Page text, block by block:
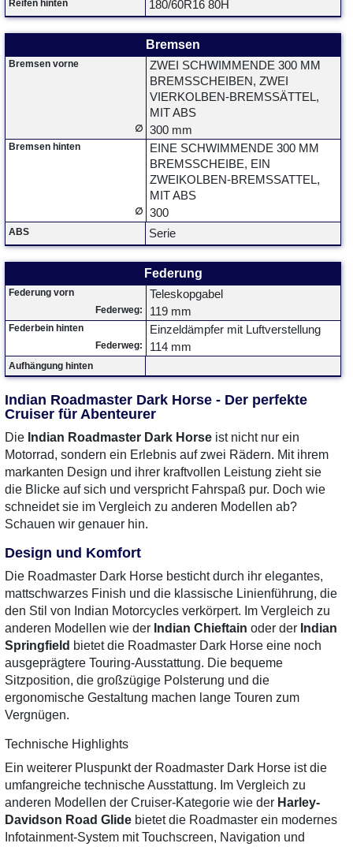
Reifen hinten 180/60R16 80H
Bremsen
Bremsen vorne
ZWEI SCHWIMMENDE 300 MM
BREMSSCHEIBEN, ZWEI
VIERKOLBEN-BREMSSÄTTEL,
MIT ABS
∅ 300 mm
Bremsen hinten
EINE SCHWIMMENDE 300 MM
BREMSSCHEIBE, EIN
ZWEIKOLBEN-BREMSSATTEL,
MIT ABS
∅ 300
ABS Serie
Federung
Federung vorn Teleskopgabel
Federweg: 119 mm
Federbein hinten Einzeldämpfer mit Luftverstellung
Federweg: 114 mm
Aufhängung hinten
Indian Roadmaster Dark Horse - Der perfekte
Cruiser für Abenteurer
Die Indian Roadmaster Dark Horse ist nicht nur ein
Motorrad, sondern ein Erlebnis auf zwei Rädern. Mit ihrem
markanten Design und ihrer kraftvollen Leistung zieht sie
die Blicke auf sich und verspricht Fahrspaß pur. Doch wie
schneidet sie im Vergleich zu anderen Modellen ab?
Schauen wir genauer hin.
Design und Komfort
Die Roadmaster Dark Horse besticht durch ihr elegantes,
mattschwarzes Finish und die klassische Linienführung, die
den Stil von Indian Motorcycles verkörpert. Im Vergleich zu
anderen Modellen wie der Indian Chieftain oder der Indian
Springfield bietet die Roadmaster Dark Horse eine noch
ausgeprägtere Touring-Ausstattung. Die bequeme
Sitzposition, die großzügige Polsterung und die
ergonomische Gestaltung machen lange Touren zum
Vergnügen.
Technische Highlights
Ein weiterer Pluspunkt der Roadmaster Dark Horse ist die
umfangreiche technische Ausstattung. Im Vergleich zu
anderen Modellen der Cruiser-Kategorie wie der Harley-
Davidson Road Glide bietet die Roadmaster ein modernes
Infotainment-System mit Touchscreen, Navigation und